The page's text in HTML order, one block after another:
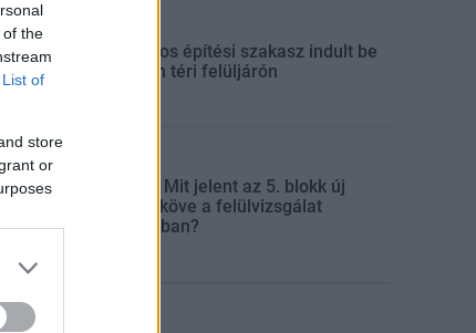
of the
List of
store
or
Látványos építési szakasz indult be
a Flórián téri felüljárón
Paks II.: Mit jelent az 5. blokk új
mérföldköve a felülvizsgálat
árnyékában?